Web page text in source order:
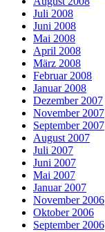
Juli 2008
Juni 2008
Mai 2008
April 2008
März 2008
Februar 2008
Januar 2008
Dezember 2007
November 2007
September 2007
August 2007
Juli 2007
Juni 2007
Mai 2007
Januar 2007
November 2006
Oktober 2006
September 2006